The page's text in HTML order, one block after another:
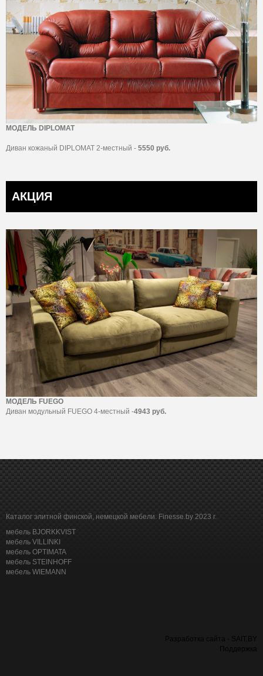
МОДЕЛЬ DIPLOMAT
Диван кожаный DIPLOMAT 2-местный - 5550 руб.
АКЦИЯ
МОДЕЛЬ FUEGO
Диван модульный FUEGO 4-местный -4943 руб.
Каталог элитной финской, немецкой мебели. Finesse.by 2023 г.
мебель BJORKKVIST
мебель VILLINKI
мебель OPTIMATA
мебель STEINHOFF
мебель WIEMANN
Разработка сайта - SAIT.BY
Поддержка